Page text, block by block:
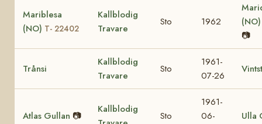
Mariblesa
(NO) T- 22402
Kallblodig
Travare
Sto 1962
📷
Trånsi
Kallblodig
Travare
Sto
1961-
07-26
Atlas Gullan 📷
Kallblodig
Sto
1961-
06-
Ulla